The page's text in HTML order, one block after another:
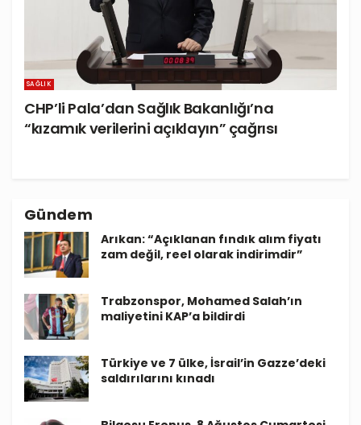
SAĞLIK
CHP’li Pala’dan Sağlık Bakanlığı’na
“kızamık verilerini açıklayın” çağrısı
Gündem
Arıkan: “Açıklanan fındık alım fiyatı
zam değil, reel olarak indirimdir”
Trabzonspor, Mohamed Salah’ın
maliyetini KAP’a bildirdi
Türkiye ve 7 ülke, İsrail’in Gazze’deki
saldırılarını kınadı